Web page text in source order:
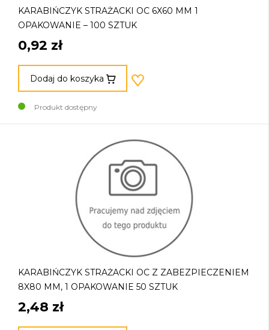
KARABIŃCZYK STRAŻACKI OC 6X60 MM 1
OPAKOWANIE – 100 SZTUK
0,92 zł
Dodaj do koszyka
Produkt dostępny
KARABIŃCZYK STRAŻACKI OC Z ZABEZPIECZENIEM
8X80 MM, 1 OPAKOWANIE 50 SZTUK
2,48 zł